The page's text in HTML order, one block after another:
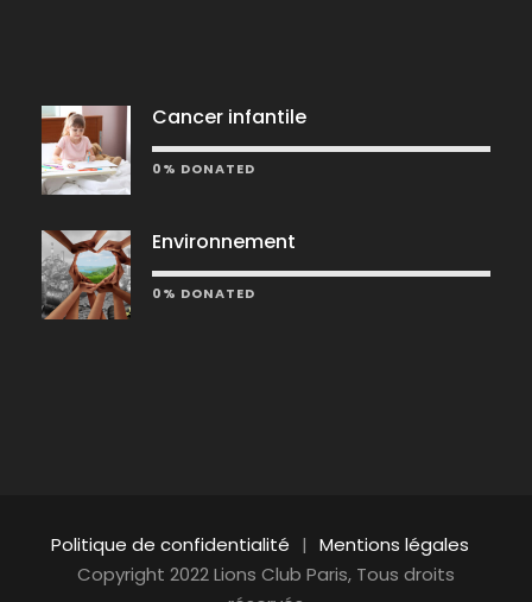
Cancer infantile
0% DONATED
Environnement
0% DONATED
Politique de confidentialité | Mentions légales
Copyright 2022 Lions Club Paris, Tous droits